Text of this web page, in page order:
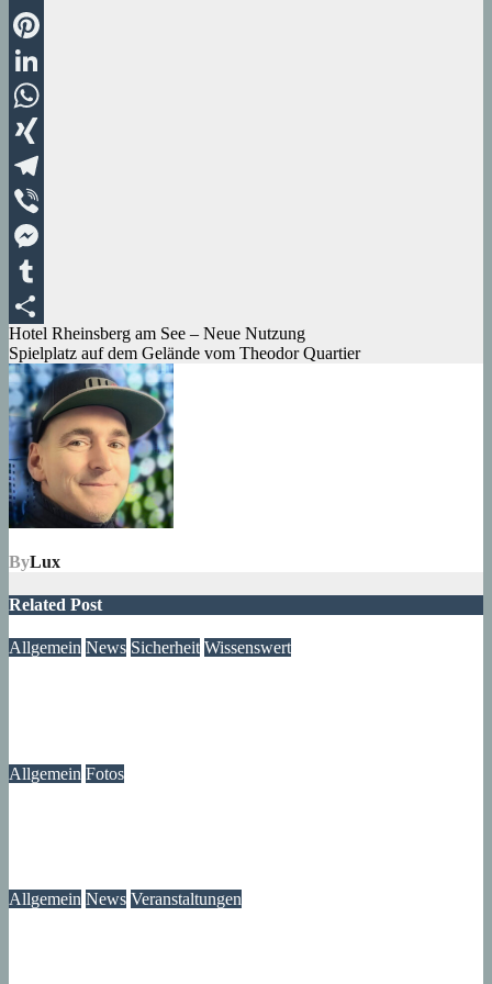
Email
Pinterest
LinkedIn
WhatsApp
XING
Telegram
Viber
Messenger
Tumblr
Teilen
Beitragsnavigation
Hotel Rheinsberg am See – Neue Nutzung
Spielplatz auf dem Gelände vom Theodor Quartier
ByLux
Related Post
Allgemein News Sicherheit Wissenswert
Allgemein Fotos
Allgemein News Veranstaltungen